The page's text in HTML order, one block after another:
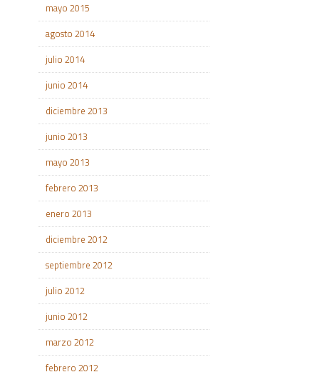
mayo 2015
agosto 2014
julio 2014
junio 2014
diciembre 2013
junio 2013
mayo 2013
febrero 2013
enero 2013
diciembre 2012
septiembre 2012
julio 2012
junio 2012
marzo 2012
febrero 2012